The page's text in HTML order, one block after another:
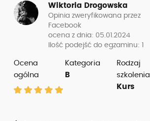
Wiktoria Drogowska
Opinia zweryfikowana przez
Facebook
ocena z dnia: 05.01.2024
Ilość podejść do egzaminu: 1
Ocena
ogólna
Kategoria
B
Rodzaj
szkolenia
Kurs